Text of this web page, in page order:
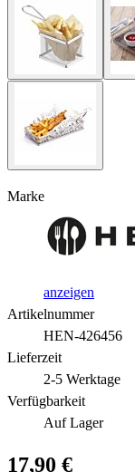
Marke
anzeigen
Artikelnummer
HEN-426456
Lieferzeit
2-5 Werktage
Verfügbarkeit
Auf Lager
17,90 €